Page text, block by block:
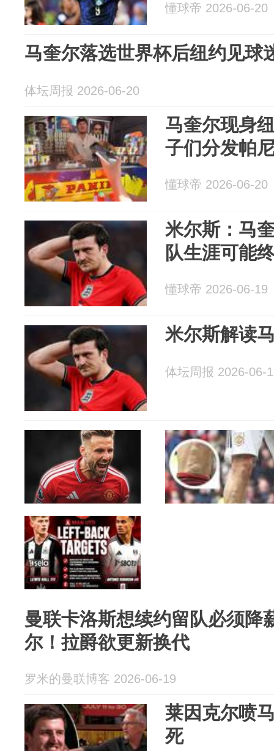
懂球帝 2026-06-20
马奎尔落选世界杯后纽约见球
体坛周报 2026-06-20
马奎尔现身
子们分发帕
懂球帝 2026-06-20
米尔斯：马
队生涯可能
懂球帝 2026-06-19
米尔斯解读
体坛周报 2026-06-
曼联卡洛斯想续约留队必须降
尔！拉爵欲更新换代
罗米的曼联博客 2026-06-19
莱因克尔喷
死